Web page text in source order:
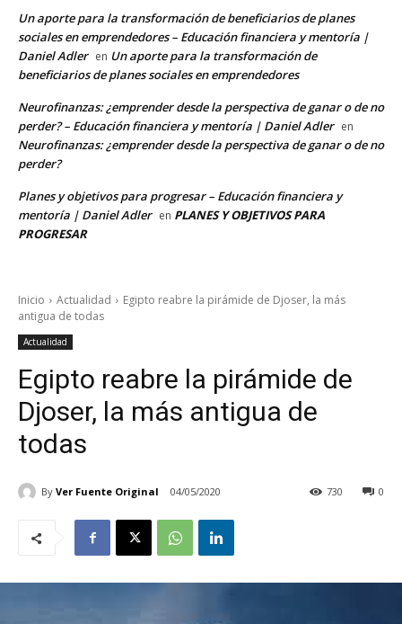
Un aporte para la transformación de beneficiarios de planes
sociales en emprendedores – Educación financiera y mentoría |
Daniel Adler en Un aporte para la transformación de
beneficiarios de planes sociales en emprendedores
Neurofinanzas: ¿emprender desde la perspectiva de ganar o de no
perder? – Educación financiera y mentoría | Daniel Adler en
Neurofinanzas: ¿emprender desde la perspectiva de ganar o de no
perder?
Planes y objetivos para progresar – Educación financiera y
mentoría | Daniel Adler en PLANES Y OBJETIVOS PARA
PROGRESAR